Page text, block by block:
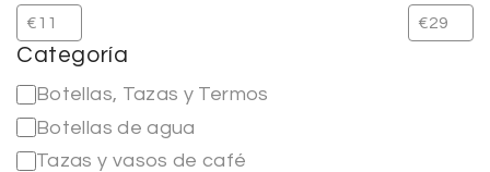
Categoría
Botellas, Tazas y Termos
Botellas de agua
Tazas y vasos de café